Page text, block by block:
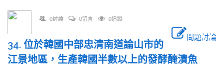
0討論 0留言 0追蹤
問題討論
34. 位於韓國中部忠清南道論山市的
江景地區，生產韓國半數以上的發酵醃漬魚